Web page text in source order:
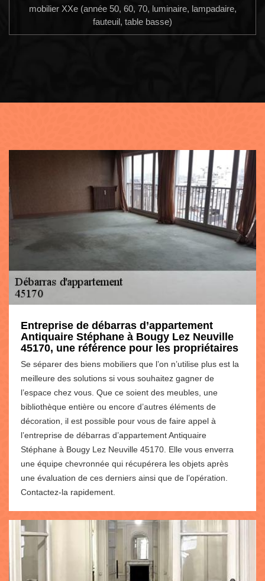
mobilier XXe (année 50, 60, 70, luminaire, lampadaire,
fauteuil, table basse)
Entreprise de débarras d’appartement
Antiquaire Stéphane à Bougy Lez Neuville
45170, une référence pour les propriétaires
Se séparer des biens mobiliers que l’on n’utilise plus est la
meilleure des solutions si vous souhaitez gagner de
l’espace chez vous. Que ce soient des meubles, une
bibliothèque entière ou encore d’autres éléments de
décoration, il est possible pour vous de faire appel à
l’entreprise de débarras d’appartement Antiquaire
Stéphane à Bougy Lez Neuville 45170. Elle vous enverra
une équipe chevronnée qui récupérera les objets après
une évaluation de ces derniers ainsi que de l’opération.
Contactez-la rapidement.